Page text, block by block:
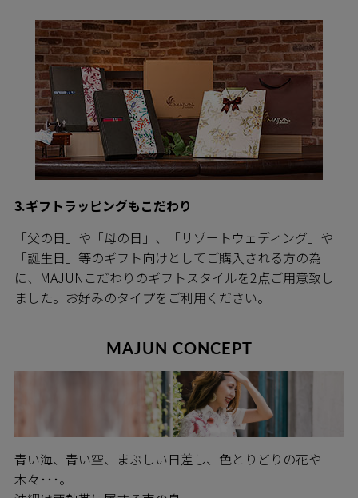
3.ギフトラッピングもこだわり
「父の日」や「母の日」、「リゾートウェディング」や
「誕生日」等のギフト向けとしてご購入される方の為
に、MAJUNこだわりのギフトスタイルを2点ご用意致し
ました。お好みのタイプをご利用ください。
MAJUN CONCEPT
青い海、青い空、まぶしい日差し、色とりどりの花や
木々･･･。